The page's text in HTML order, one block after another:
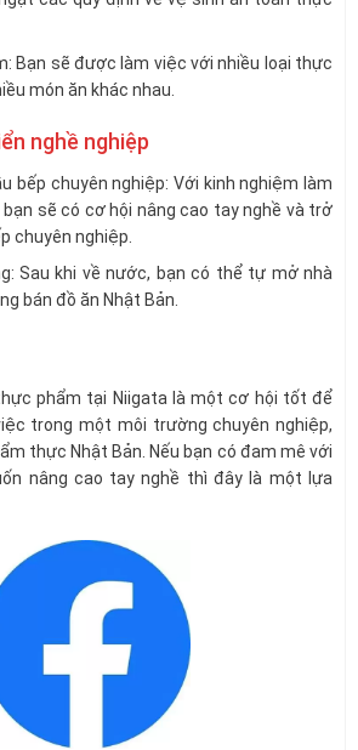
Bạn sẽ được làm việc với nhiều loại thực
món ăn khác nhau.
nghề nghiệp
bếp chuyên nghiệp: Với kinh nghiệm làm
sẽ có cơ hội nâng cao tay nghề và trở
chuyên nghiệp.
Sau khi về nước, bạn có thể tự mở nhà
bán đồ ăn Nhật Bản.
phẩm tại Niigata là một cơ hội tốt để
trong một môi trường chuyên nghiệp,
thực Nhật Bản. Nếu bạn có đam mê với
nâng cao tay nghề thì đây là một lựa